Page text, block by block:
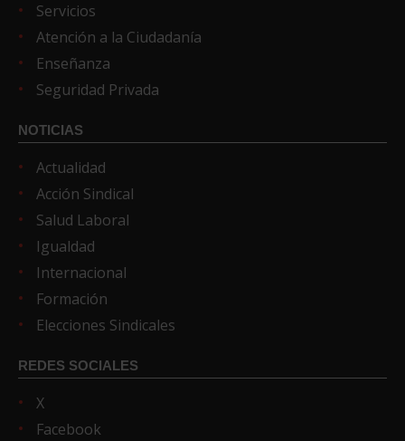
Servicios
Atención a la Ciudadanía
Enseñanza
Seguridad Privada
NOTICIAS
Actualidad
Acción Sindical
Salud Laboral
Igualdad
Internacional
Formación
Elecciones Sindicales
REDES SOCIALES
X
Facebook